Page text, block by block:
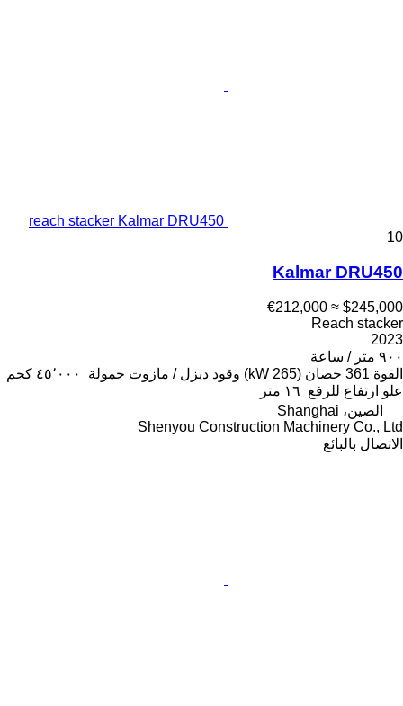
reach stacker Kalmar DRU450
10
Kalmar DRU450
$245,000
≈ €212,000
Reach stacker
2023
٩٠٠ متر / ساعة
القوة 361 حصان (265 kW) وقود ديزل / مازوت حمولة
٤٥٬٠٠٠ كجم
علو ارتفاع للرفع ١٦ متر
الصين، Shanghai
Shenyou Construction Machinery Co., Ltd
الاتصال بالبائع